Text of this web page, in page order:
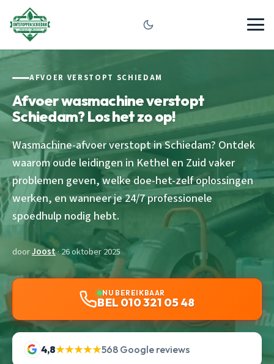
AFVOER VERSTOPT SCHIEDAM
Afvoer wasmachine verstopt
Schiedam? Los het zo op!
Wasmachine-afvoer verstopt in Schiedam? Ontdek
waarom oude leidingen in Kethel en Zuid vaker
problemen geven, welke doe-het-zelf oplossingen
werken, en wanneer je 24/7 professionele
spoedhulp nodig hebt.
doorJoost· 26 oktober 2025
NU BEREIKBAAR
BEL 010 321 05 48
4,8★★★★★568 Google reviews